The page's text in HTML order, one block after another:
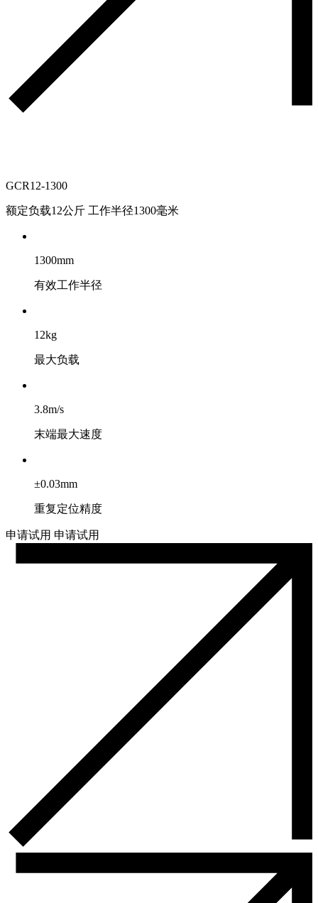
GCR12-1300
额定负载12公斤 工作半径1300毫米
1300mm
有效工作半径
12kg
最大负载
3.8m/s
末端最大速度
±0.03mm
重复定位精度
申请试用 申请试用